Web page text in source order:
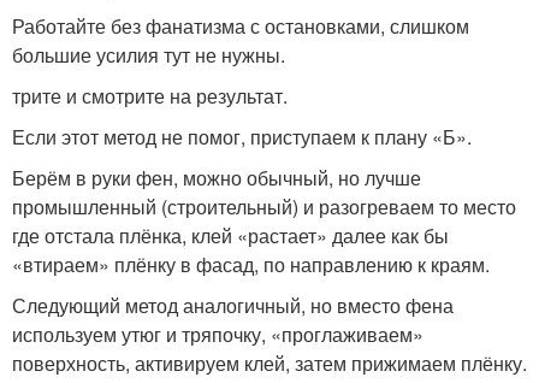
Работайте без фанатизма с остановками, слишком
большие усилия тут не нужны.
трите и смотрите на результат.
Если этот метод не помог, приступаем к плану «Б».
Берём в руки фен, можно обычный, но лучше
промышленный (строительный) и разогреваем то место
где отстала плёнка, клей «растает» далее как бы
«втираем» плёнку в фасад, по направлению к краям.
Следующий метод аналогичный, но вместо фена
используем утюг и тряпочку, «проглаживаем»
поверхность, активируем клей, затем прижимаем плёнку.